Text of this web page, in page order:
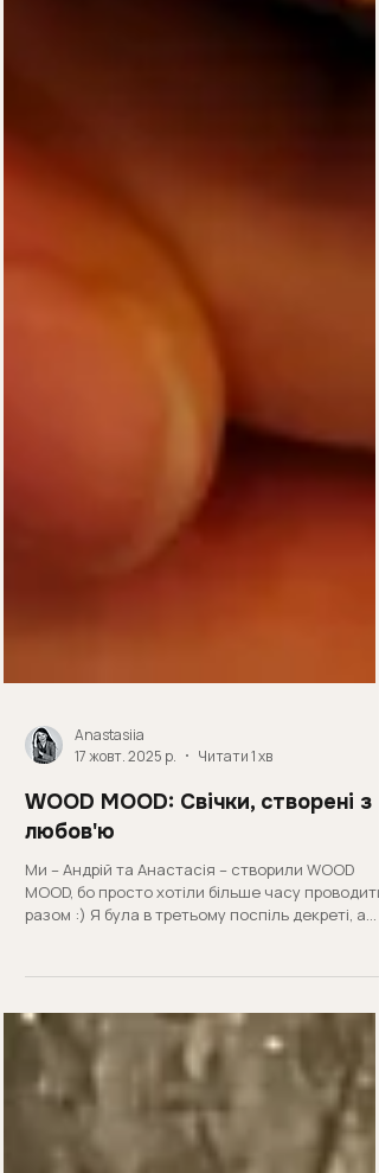
Anastasiia
17 жовт. 2025 р.
WOOD MOOD: Свічки, створені з
любов'ю
разом :) Я була в третьому поспіль декреті, а
по кілька місяців у рейсах, далеко від дому, що
було непросто. І ми вирішили змінити життя та
спробувати започаткувати сімейний бізнес, у
якому буде місце і для роботи, і для нашої
великої родини. Так і народився WOOD MOOD –
український бренд свічок ручної роботи, у яких
ми поєднали тепло дерева, справж